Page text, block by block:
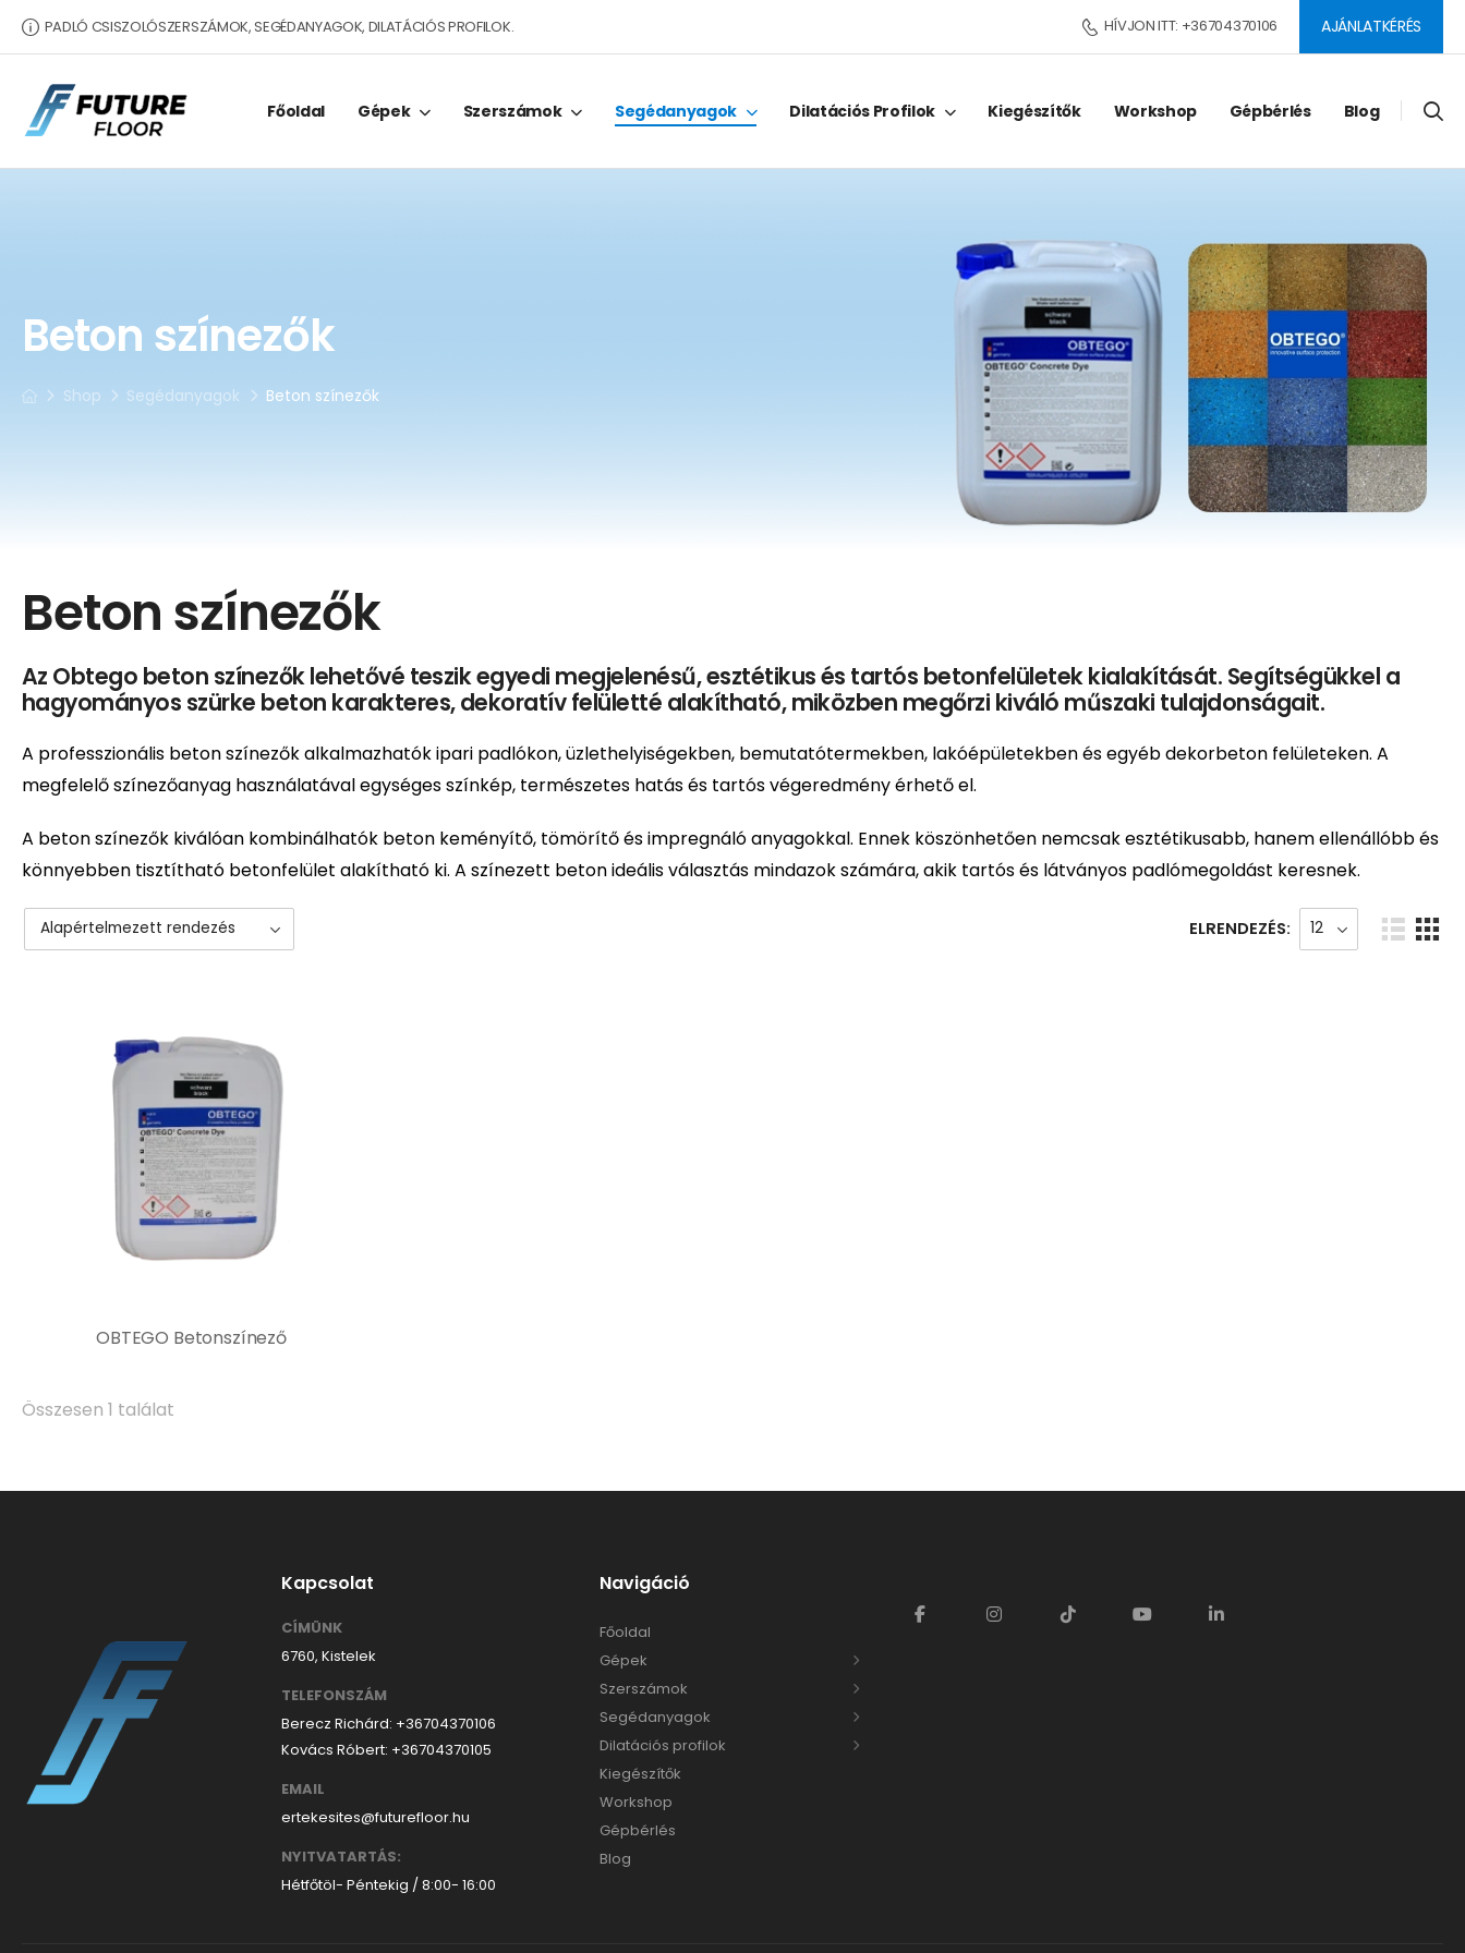
PADLÓ CSISZOLÓSZERSZÁMOK, SEGÉDANYAGOK, DILATÁCIÓS PROFILOK. HÍVJON ITT: +36704370106 AJÁNLATKÉRÉS
Főoldal Gépek Szerszámok Segédanyagok Dilatációs Profilok Kiegészítők Workshop Gépbérlés Blog
Beton színezők
Shop Segédanyagok Beton színezők
Beton színezők
Az Obtego beton színezők lehetővé teszik egyedi megjelenésű, esztétikus és tartós betonfelületek kialakítását. Segítségükkel a
hagyományos szürke beton karakteres, dekoratív felületté alakítható, miközben megőrzi kiváló műszaki tulajdonságait.
A professzionális beton színezők alkalmazhatók ipari padlókon, üzlethelyiségekben, bemutatótermekben, lakóépületekben és egyéb dekorbeton felületeken. A
megfelelő színezőanyag használatával egységes színkép, természetes hatás és tartós végeredmény érhető el.
A beton színezők kiválóan kombinálhatók beton keményítő, tömörítő és impregnáló anyagokkal. Ennek köszönhetően nemcsak esztétikusabb, hanem ellenállóbb és
könnyebben tisztítható betonfelület alakítható ki. A színezett beton ideális választás mindazok számára, akik tartós és látványos padlómegoldást keresnek.
ELRENDEZÉS:
OBTEGO Betonszínező
Összesen 1 találat
Kapcsolat
CÍMÜNK
6760, Kistelek
TELEFONSZÁM
Berecz Richárd: +36704370106
Kovács Róbert: +36704370105
EMAIL
ertekesites@futurefloor.hu
NYITVATARTÁS:
Hétfőtöl- Péntekig / 8:00- 16:00
Navigáció
Főoldal
Gépek
Szerszámok
Segédanyagok
Dilatációs profilok
Kiegészítők
Workshop
Gépbérlés
Blog